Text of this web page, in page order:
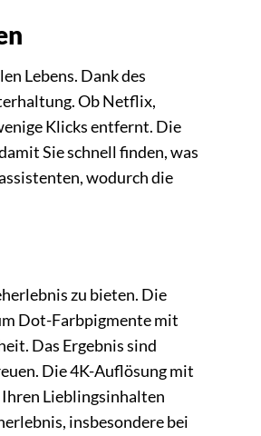
Lebens. Dank des
Ob Netflix,
Klicks entfernt. Die
Sie schnell finden, was
wodurch die
zu bieten. Die
Dot-Farbpigmente mit
Das Ergebnis sind
Die 4K-Auflösung mit
Lieblingsinhalten
insbesondere bei